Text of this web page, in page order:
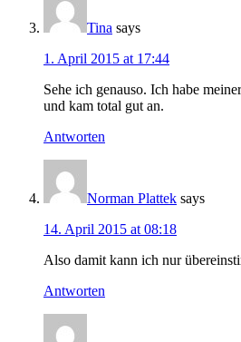
Tina says
1. April 2015 at 17:44
Sehe ich genauso. Ich habe
und kam total gut an.
Antworten
Norman Plattek says
14. April 2015 at 08:18
Also damit kann ich nur
Antworten